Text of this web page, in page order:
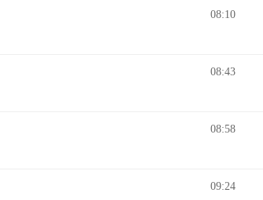
08:10
08:43
08:58
09:24